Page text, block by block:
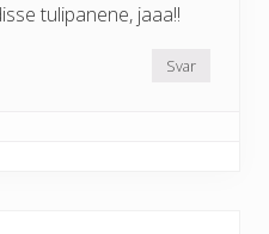
tulipanene, jaaa!!
Svar